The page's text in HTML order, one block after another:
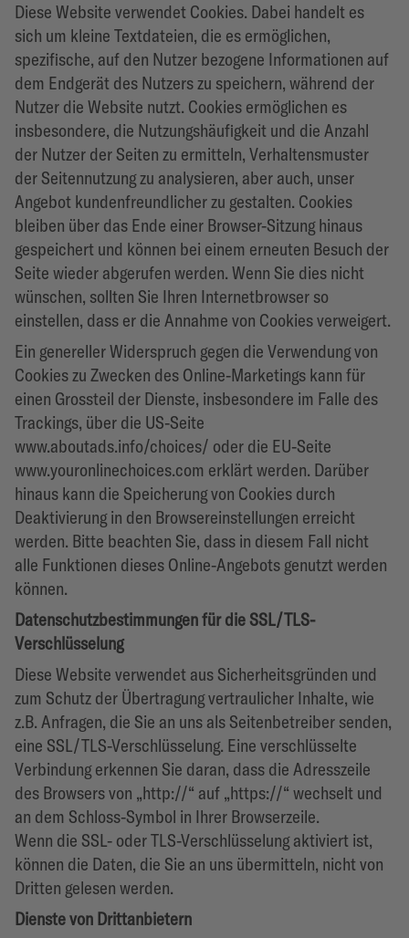
Diese Website verwendet Cookies. Dabei handelt es
sich um kleine Textdateien, die es ermöglichen,
spezifische, auf den Nutzer bezogene Informationen auf
dem Endgerät des Nutzers zu speichern, während der
Nutzer die Website nutzt. Cookies ermöglichen es
insbesondere, die Nutzungshäufigkeit und die Anzahl
der Nutzer der Seiten zu ermitteln, Verhaltensmuster
der Seitennutzung zu analysieren, aber auch, unser
Angebot kundenfreundlicher zu gestalten. Cookies
bleiben über das Ende einer Browser-Sitzung hinaus
gespeichert und können bei einem erneuten Besuch der
Seite wieder abgerufen werden. Wenn Sie dies nicht
wünschen, sollten Sie Ihren Internetbrowser so
einstellen, dass er die Annahme von Cookies verweigert.
Ein genereller Widerspruch gegen die Verwendung von
Cookies zu Zwecken des Online-Marketings kann für
einen Grossteil der Dienste, insbesondere im Falle des
Trackings, über die US-Seite
www.aboutads.info/choices/ oder die EU-Seite
www.youronlinechoices.com erklärt werden. Darüber
hinaus kann die Speicherung von Cookies durch
Deaktivierung in den Browsereinstellungen erreicht
werden. Bitte beachten Sie, dass in diesem Fall nicht
alle Funktionen dieses Online-Angebots genutzt werden
können.
Datenschutzbestimmungen für die SSL/TLS-
Verschlüsselung
Diese Website verwendet aus Sicherheitsgründen und
zum Schutz der Übertragung vertraulicher Inhalte, wie
z.B. Anfragen, die Sie an uns als Seitenbetreiber senden,
eine SSL/TLS-Verschlüsselung. Eine verschlüsselte
Verbindung erkennen Sie daran, dass die Adresszeile
des Browsers von „http://“ auf „https://“ wechselt und
an dem Schloss-Symbol in Ihrer Browserzeile.
Wenn die SSL- oder TLS-Verschlüsselung aktiviert ist,
können die Daten, die Sie an uns übermitteln, nicht von
Dritten gelesen werden.
Dienste von Drittanbietern